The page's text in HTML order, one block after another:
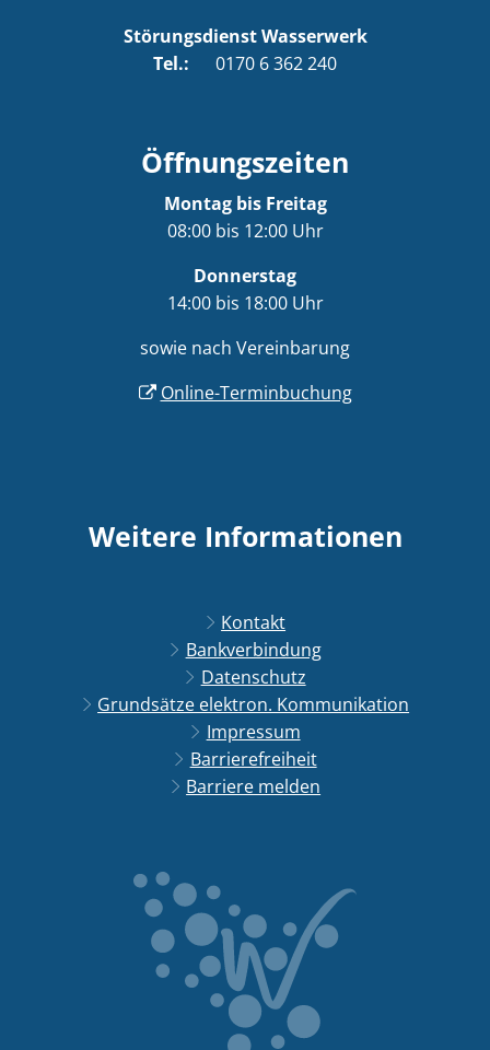
Störungsdienst Wasserwerk
Tel.: 0170 6 362 240
Öffnungszeiten
Montag bis Freitag
08:00 bis 12:00 Uhr
Donnerstag
14:00 bis 18:00 Uhr
sowie nach Vereinbarung
Online-Terminbuchung
Weitere Informationen
Kontakt
Bankverbindung
Datenschutz
Grundsätze elektron. Kommunikation
Impressum
Barrierefreiheit
Barriere melden